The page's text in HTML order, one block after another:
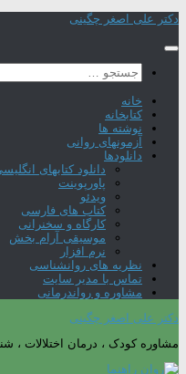
Skip
content
دکتر علی اصغر چگینی
جستجو
برای:
خانه
کتابخانه
نوشته ها
آزمونهای روانی
دانلودها
دانلود کتابهای
پاورپوینت
ویدئو
کتاب های فارسی
کارگاه و سخنرانی
موسیقی آرام بخش
نرم افزار
نظریه های روانشناسی
تماس با مدیر سایت
مشاوره و رواندرمانی
دکتر علی اصغر چگینی
مشاوره کودک ، درمان اختلالات ،